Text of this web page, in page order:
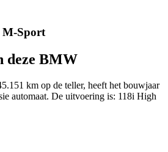
M-Sport
deze BMW
km op de teller, heeft het bouwjaar
automaat. De uitvoering is: 118i High